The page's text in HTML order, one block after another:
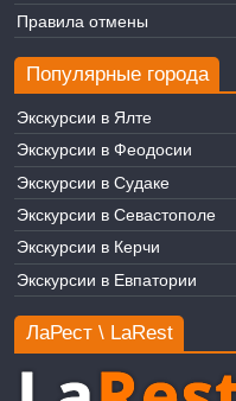
Правила отмены
Популярные города
Экскурсии в Ялте
Экскурсии в Феодосии
Экскурсии в Судаке
Экскурсии в Севастополе
Экскурсии в Керчи
Экскурсии в Евпатории
ЛаРест \ LaRest